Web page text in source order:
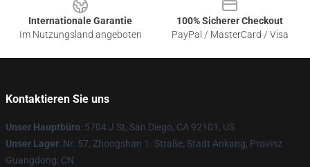
Internationale Garantie
Im Nutzungsland angeboten
100% Sicherer Checkout
PayPal / MasterCard / Visa
Kontaktieren Sie uns
Unser Hauptbüro: 5704 J St, San Diego, CA 92101, US
Unser Lager: Nr. 57, Zhongshan 1. Straße, Stadt Ankang, Provinz
Guangdong, CN